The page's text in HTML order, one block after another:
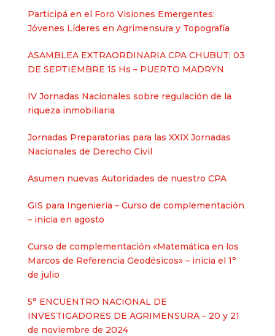
Participá en el Foro Visiones Emergentes:
Jóvenes Líderes en Agrimensura y Topografía
ASAMBLEA EXTRAORDINARIA CPA CHUBUT: 03
DE SEPTIEMBRE 15 Hs – PUERTO MADRYN
IV Jornadas Nacionales sobre regulación de la
riqueza inmobiliaria
Jornadas Preparatorias para las XXIX Jornadas
Nacionales de Derecho Civil
Asumen nuevas Autoridades de nuestro CPA
GIS para Ingeniería – Curso de complementación
– inicia en agosto
Curso de complementación «Matemática en los
Marcos de Referencia Geodésicos» – inicia el 1°
de julio
5° ENCUENTRO NACIONAL DE
INVESTIGADORES DE AGRIMENSURA – 20 y 21
de noviembre de 2024